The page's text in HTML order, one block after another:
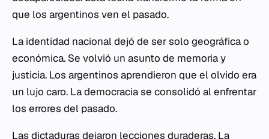
que los argentinos ven el pasado.
La identidad nacional dejó de ser solo geográfica o
económica. Se volvió un asunto de memoria y
justicia. Los argentinos aprendieron que el olvido era
un lujo caro. La democracia se consolidó al enfrentar
los errores del pasado.
Las dictaduras dejaron lecciones duraderas. La